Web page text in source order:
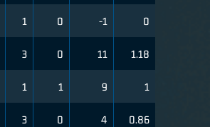
1 0 -1 0
3 0 11 1.18
1 1 9 1
3 0 4 0.86